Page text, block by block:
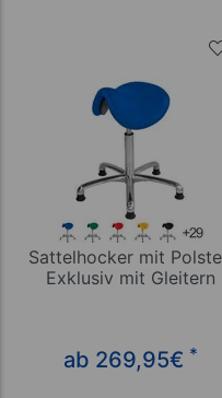
Sattelhocker mit
Exklusiv mit Gleitern
ab 269,95€ *